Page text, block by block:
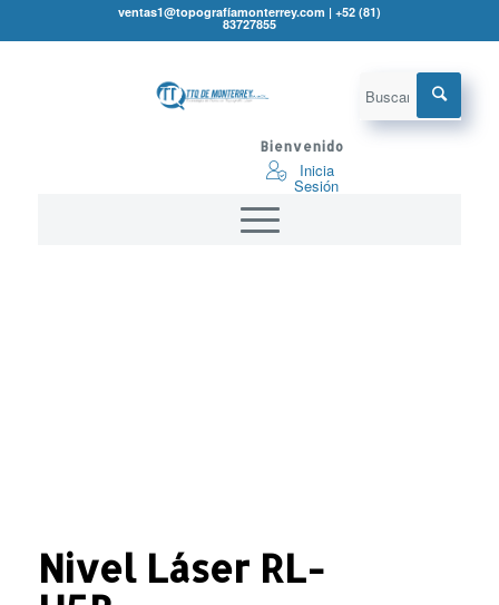
ventas1@topografíamonterrey.com | +52 (81)
83727855
Bienvenido
Inicia
Sesión
Nivel Láser RL-